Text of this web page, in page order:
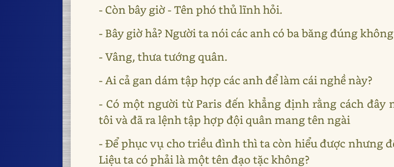
- Còn bây giờ - Tên phó thủ lĩnh hỏi.
- Bây giờ hả? Người ta nói các anh có ba băng đúng
- Vâng, thưa tướng quân.
- Ai cả gan dám tập hợp các anh để làm cái nghề này?
- Có một người từ Paris đến khẳng định rằng cách đây
tôi và đã ra lệnh tập hợp đội quân mang tên ngài
- Để phục vụ cho triều đình thì ta còn hiểu được nhưng
Liệu ta có phải là một tên đạo tặc không?